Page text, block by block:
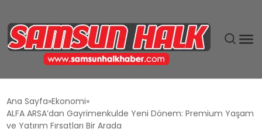
EĞITIM
Ana Sayfa Ekonomi
ALFA ARSA’dan Gayrimenkulde Yeni Dönem: Premium Yaşam
ve Yatırım Fırsatları Bir Arada